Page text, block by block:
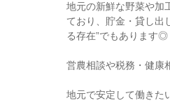
地元の新鮮な野菜や加
ており、貯金・貸し出
る存在”でもあります◎
営農相談や税務・健康
地元で安定して働きた